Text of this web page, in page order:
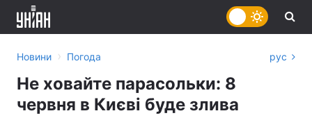
Новини › Погода рус
Не ховайте парасольки: 8
червня в Києві буде злива